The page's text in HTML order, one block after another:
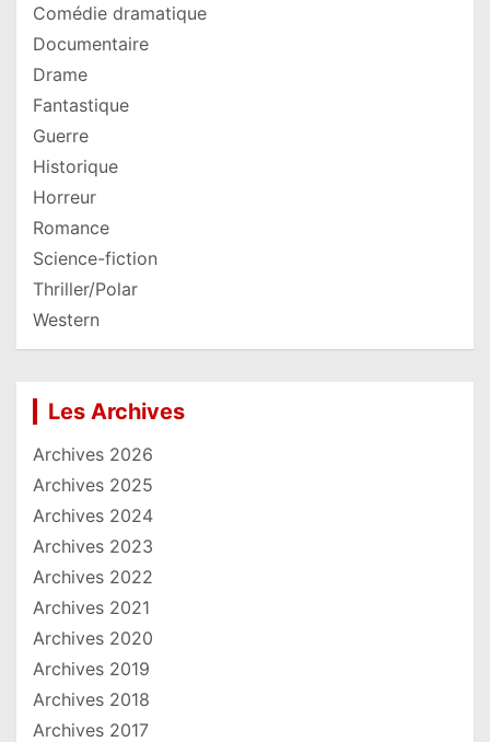
Comédie dramatique
Documentaire
Drame
Fantastique
Guerre
Historique
Horreur
Romance
Science-fiction
Thriller/Polar
Western
Les Archives
Archives 2026
Archives 2025
Archives 2024
Archives 2023
Archives 2022
Archives 2021
Archives 2020
Archives 2019
Archives 2018
Archives 2017